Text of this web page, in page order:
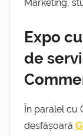
Marketing,
Expo
de
În paralel cu
desfășoară